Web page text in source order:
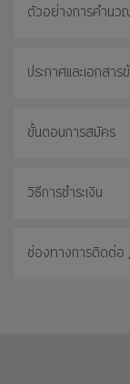
ตัวอย่างการคำนว
ประกาศและเอกส
ขั้นตอนการสมัคร
วิธีการชำระเงิน
ช่องทางการติดต่อ